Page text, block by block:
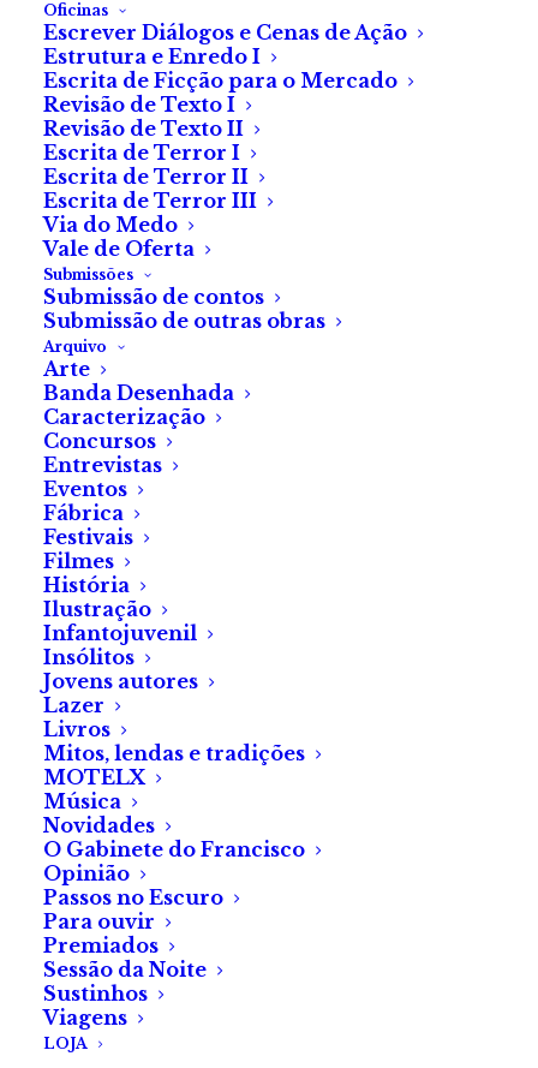
Oficinas
Escrever Diálogos e Cenas de Ação
Estrutura e Enredo I
Escrita de Ficção para o Mercado
Revisão de Texto I
Revisão de Texto II
Escrita de Terror I
Escrita de Terror II
Escrita de Terror III
Via do Medo
Vale de Oferta
Submissões
Submissão de contos
Submissão de outras obras
Arquivo
Arte
Banda Desenhada
Caracterização
Concursos
Entrevistas
Eventos
Fábrica
Festivais
Filmes
História
Ilustração
Infantojuvenil
Insólitos
Jovens autores
Lazer
Livros
Mitos, lendas e tradições
MOTELX
Música
Novidades
O Gabinete do Francisco
Opinião
Passos no Escuro
Para ouvir
Premiados
Sessão da Noite
Sustinhos
Viagens
LOJA
Artigo
by Fábrica do Terror
Escrita de Ficção para o
Mercado – WRITE TO
MARKET